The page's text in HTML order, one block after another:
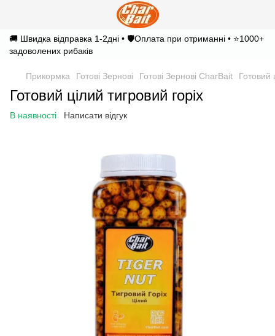
🚚 Швидка відправка 1-2дні • 🛡️Оплата при отриманні • ⭐1000+
задоволених рибаків
Прикормка Готові Зернові Готові Зернові CharBait Готовий
Готовий цілий тигровий горіх
В наявності Написати відгук